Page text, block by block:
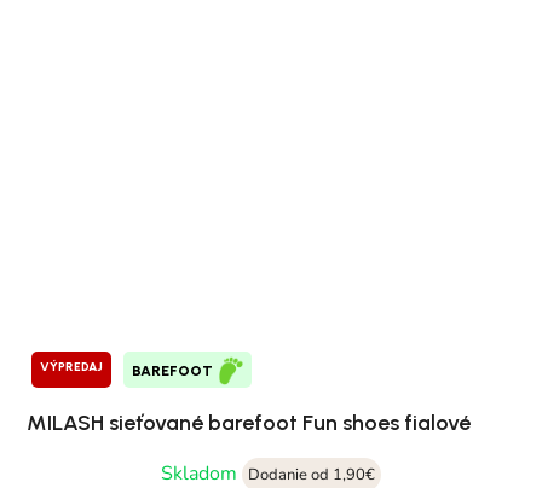
VÝPREDAJ BAREFOOT
MILASH sieťované barefoot Fun shoes fialové
Skladom
Dodanie od 1,90€